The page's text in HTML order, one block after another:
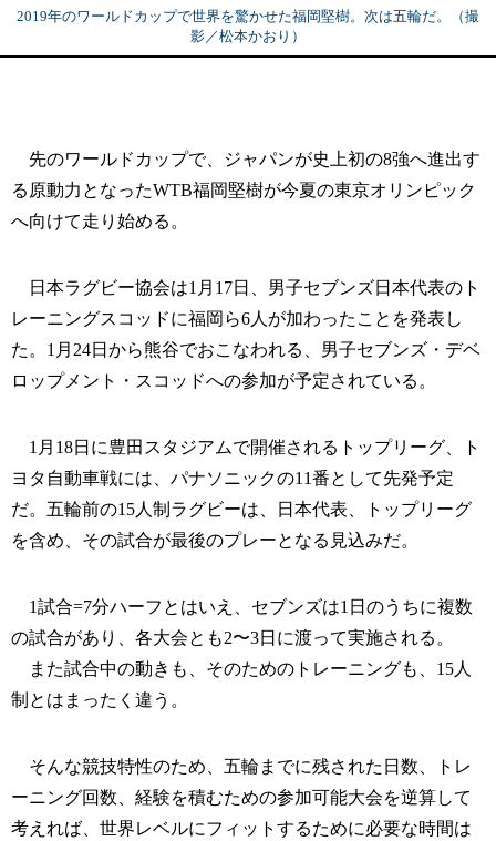
2019年のワールドカップで世界を驚かせた福岡堅樹。次は五輪だ。（撮
影／松本かおり）
先のワールドカップで、ジャパンが史上初の8強へ進出す
る原動力となったWTB福岡堅樹が今夏の東京オリンピック
へ向けて走り始める。
日本ラグビー協会は1月17日、男子セブンズ日本代表のト
レーニングスコッドに福岡ら6人が加わったことを発表し
た。1月24日から熊谷でおこなわれる、男子セブンズ・デベ
ロップメント・スコッドへの参加が予定されている。
1月18日に豊田スタジアムで開催されるトップリーグ、ト
ヨタ自動車戦には、パナソニックの11番として先発予定
だ。五輪前の15人制ラグビーは、日本代表、トップリーグ
を含め、その試合が最後のプレーとなる見込みだ。
1試合=7分ハーフとはいえ、セブンズは1日のうちに複数
の試合があり、各大会とも2〜3日に渡って実施される。
また試合中の動きも、そのためのトレーニングも、15人
制とはまったく違う。
そんな競技特性のため、五輪までに残された日数、トレ
ーニング回数、経験を積むための参加可能大会を逆算して
考えれば、世界レベルにフィットするために必要な時間は